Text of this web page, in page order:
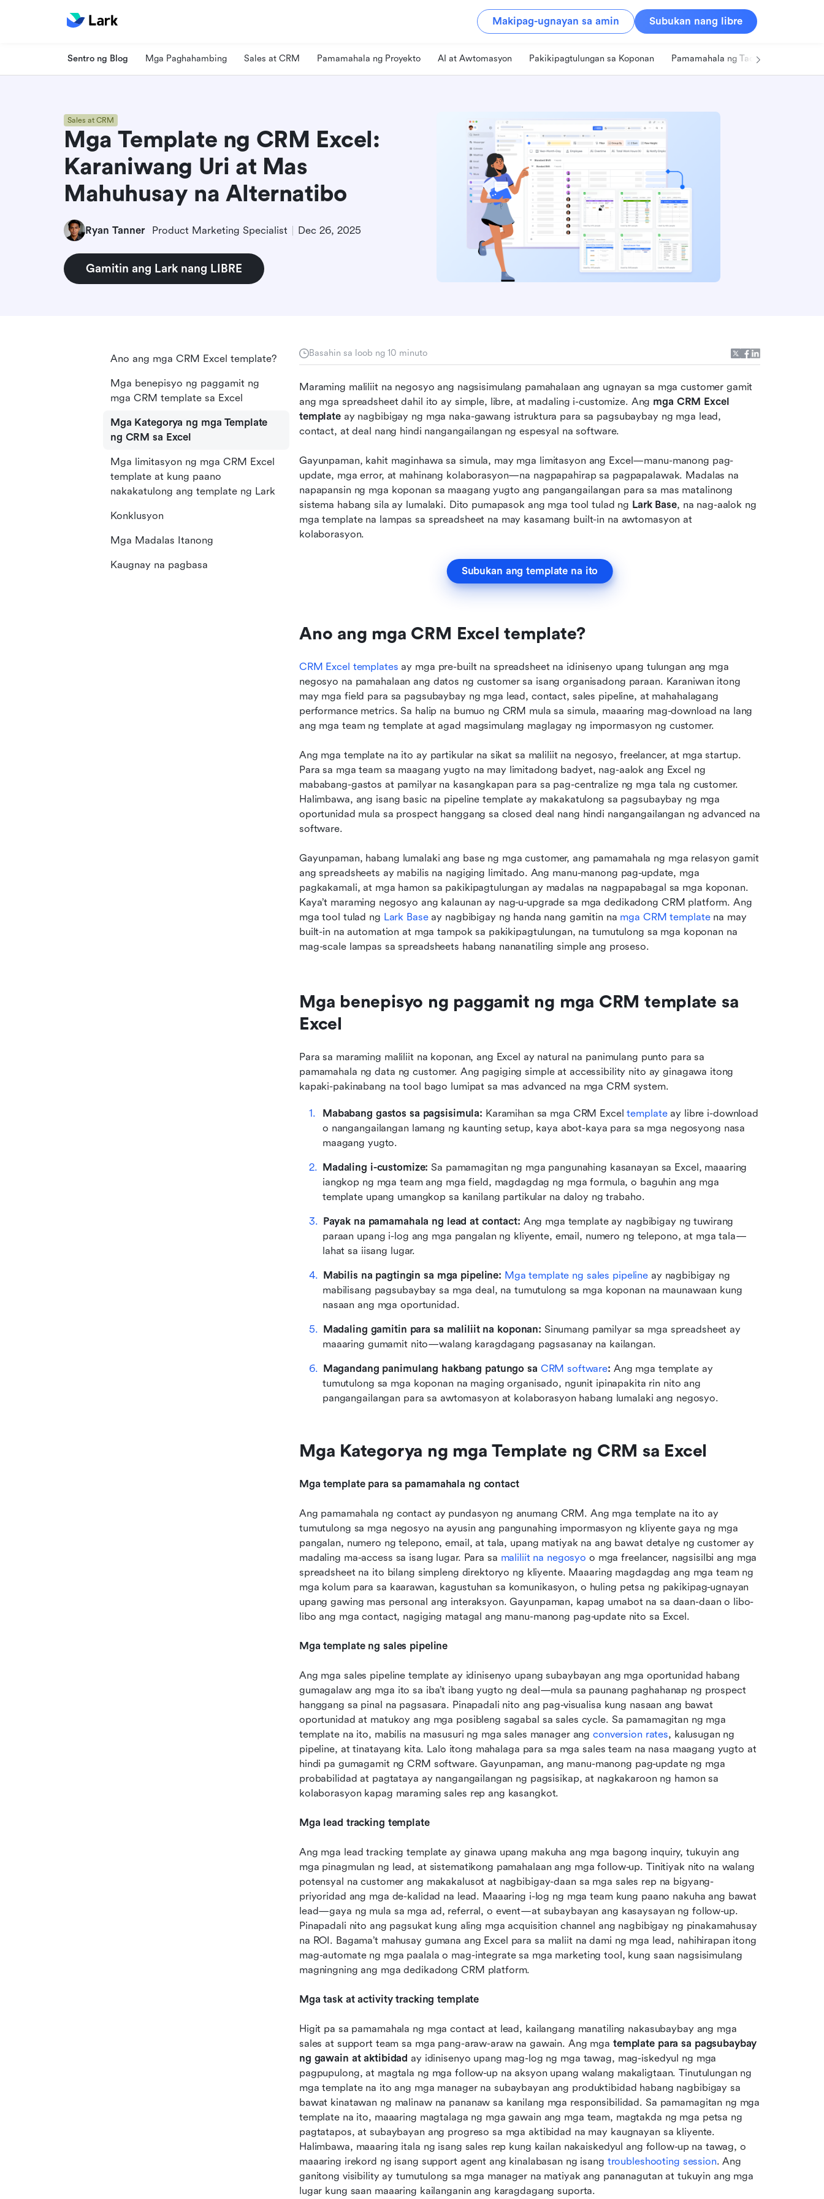
Makipag-ugnayan sa amin Subukan nang libre
Sentro ng Blog Mga Paghahambing Sales at CRM Pamamahala ng Proyekto AI at Awtomasyon Pakikipagtulungan sa Koponan Pamamahala ng Tao
Sales at CRM
Mga Template ng CRM Excel:
Karaniwang Uri at Mas
Mahuhusay na Alternatibo
Ryan Tanner Product Marketing Specialist Dec 26, 2025
Gamitin ang Lark nang LIBRE
Basahin sa loob ng 10 minuto
Maraming maliliit na negosyo ang nagsisimulang pamahalaan ang ugnayan sa mga customer gamit
ang mga spreadsheet dahil ito ay simple, libre, at madaling i-customize. Ang mga CRM Excel
template ay nagbibigay ng mga naka-gawang istruktura para sa pagsubaybay ng mga lead,
contact, at deal nang hindi nangangailangan ng espesyal na software.
Gayunpaman, kahit maginhawa sa simula, may mga limitasyon ang Excel—manu-manong pag-
update, mga error, at mahinang kolaborasyon—na nagpapahirap sa pagpapalawak. Madalas na
napapansin ng mga koponan sa maagang yugto ang pangangailangan para sa mas matalinong
sistema habang sila ay lumalaki. Dito pumapasok ang mga tool tulad ng Lark Base, na nag-aalok ng
mga template na lampas sa spreadsheet na may kasamang built-in na awtomasyon at
kolaborasyon.
Subukan ang template na ito
Ano ang mga CRM Excel template?
CRM Excel templates ay mga pre-built na spreadsheet na idinisenyo upang tulungan ang mga
negosyo na pamahalaan ang datos ng customer sa isang organisadong paraan. Karaniwan itong
may mga field para sa pagsubaybay ng mga lead, contact, sales pipeline, at mahahalagang
performance metrics. Sa halip na bumuo ng CRM mula sa simula, maaaring mag-download na lang
ang mga team ng template at agad magsimulang maglagay ng impormasyon ng customer.
Ang mga template na ito ay partikular na sikat sa maliliit na negosyo, freelancer, at mga startup.
Para sa mga team sa maagang yugto na may limitadong badyet, nag-aalok ang Excel ng
mababang-gastos at pamilyar na kasangkapan para sa pag-centralize ng mga tala ng customer.
Halimbawa, ang isang basic na pipeline template ay makakatulong sa pagsubaybay ng mga
oportunidad mula sa prospect hanggang sa closed deal nang hindi nangangailangan ng advanced na
software.
Gayunpaman, habang lumalaki ang base ng mga customer, ang pamamahala ng mga relasyon gamit
ang spreadsheets ay mabilis na nagiging limitado. Ang manu-manong pag-update, mga
pagkakamali, at mga hamon sa pakikipagtulungan ay madalas na nagpapabagal sa mga koponan.
Kaya’t maraming negosyo ang kalaunan ay nag-u-upgrade sa mga dedikadong CRM platform. Ang
mga tool tulad ng Lark Base ay nagbibigay ng handa nang gamitin na mga CRM template na may
built-in na automation at mga tampok sa pakikipagtulungan, na tumutulong sa mga koponan na
mag-scale lampas sa spreadsheets habang nananatiling simple ang proseso.
Mga benepisyo ng paggamit ng mga CRM template sa
Excel
Para sa maraming maliliit na koponan, ang Excel ay natural na panimulang punto para sa
pamamahala ng data ng customer. Ang pagiging simple at accessibility nito ay ginagawa itong
kapaki-pakinabang na tool bago lumipat sa mas advanced na mga CRM system.
Mababang gastos sa pagsisimula: Karamihan sa mga CRM Excel template ay libre i-download
o nangangailangan lamang ng kaunting setup, kaya abot-kaya para sa mga negosyong nasa
maagang yugto.
Madaling i-customize: Sa pamamagitan ng mga pangunahing kasanayan sa Excel, maaaring
iangkop ng mga team ang mga field, magdagdag ng mga formula, o baguhin ang mga
template upang umangkop sa kanilang partikular na daloy ng trabaho.
Payak na pamamahala ng lead at contact: Ang mga template ay nagbibigay ng tuwirang
paraan upang i-log ang mga pangalan ng kliyente, email, numero ng telepono, at mga tala—
lahat sa iisang lugar.
Mabilis na pagtingin sa mga pipeline: Mga template ng sales pipeline ay nagbibigay ng
mabilisang pagsubaybay sa mga deal, na tumutulong sa mga koponan na maunawaan kung
nasaan ang mga oportunidad.
Madaling gamitin para sa maliliit na koponan: Sinumang pamilyar sa mga spreadsheet ay
maaaring gumamit nito—walang karagdagang pagsasanay na kailangan.
Magandang panimulang hakbang patungo sa CRM software: Ang mga template ay
tumutulong sa mga koponan na maging organisado, ngunit ipinapakita rin nito ang
pangangailangan para sa awtomasyon at kolaborasyon habang lumalaki ang negosyo.
Mga Kategorya ng mga Template ng CRM sa Excel
Mga template para sa pamamahala ng contact
Ang pamamahala ng contact ay pundasyon ng anumang CRM. Ang mga template na ito ay
tumutulong sa mga negosyo na ayusin ang pangunahing impormasyon ng kliyente gaya ng mga
pangalan, numero ng telepono, email, at tala, upang matiyak na ang bawat detalye ng customer ay
madaling ma-access sa isang lugar. Para sa maliliit na negosyo o mga freelancer, nagsisilbi ang mga
spreadsheet na ito bilang simpleng direktoryo ng kliyente. Maaaring magdagdag ang mga team ng
mga kolum para sa kaarawan, kagustuhan sa komunikasyon, o huling petsa ng pakikipag-ugnayan
upang gawing mas personal ang interaksyon. Gayunpaman, kapag umabot na sa daan-daan o libo-
libo ang mga contact, nagiging matagal ang manu-manong pag-update nito sa Excel.
Mga template ng sales pipeline
Ang mga sales pipeline template ay idinisenyo upang subaybayan ang mga oportunidad habang
gumagalaw ang mga ito sa iba’t ibang yugto ng deal—mula sa paunang paghahanap ng prospect
hanggang sa pinal na pagsasara. Pinapadali nito ang pag-visualisa kung nasaan ang bawat
oportunidad at matukoy ang mga posibleng sagabal sa sales cycle. Sa pamamagitan ng mga
template na ito, mabilis na masusuri ng mga sales manager ang conversion rates, kalusugan ng
pipeline, at tinatayang kita. Lalo itong mahalaga para sa mga sales team na nasa maagang yugto at
hindi pa gumagamit ng CRM software. Gayunpaman, ang manu-manong pag-update ng mga
probabilidad at pagtataya ay nangangailangan ng pagsisikap, at nagkakaroon ng hamon sa
kolaborasyon kapag maraming sales rep ang kasangkot.
Mga lead tracking template
Ang mga lead tracking template ay ginawa upang makuha ang mga bagong inquiry, tukuyin ang
mga pinagmulan ng lead, at sistematikong pamahalaan ang mga follow-up. Tinitiyak nito na walang
potensyal na customer ang makakalusot at nagbibigay-daan sa mga sales rep na bigyang-
priyoridad ang mga de-kalidad na lead. Maaaring i-log ng mga team kung paano nakuha ang bawat
lead—gaya ng mula sa mga ad, referral, o event—at subaybayan ang kasaysayan ng follow-up.
Pinapadali nito ang pagsukat kung aling mga acquisition channel ang nagbibigay ng pinakamahusay
na ROI. Bagama’t mahusay gumana ang Excel para sa maliit na dami ng mga lead, nahihirapan itong
mag-automate ng mga paalala o mag-integrate sa mga marketing tool, kung saan nagsisimulang
magningning ang mga dedikadong CRM platform.
Mga task at activity tracking template
Higit pa sa pamamahala ng mga contact at lead, kailangang manatiling nakasubaybay ang mga
sales at support team sa mga pang-araw-araw na gawain. Ang mga template para sa pagsubaybay
ng gawain at aktibidad ay idinisenyo upang mag-log ng mga tawag, mag-iskedyul ng mga
pagpupulong, at magtala ng mga follow-up na aksyon upang walang makaligtaan. Tinutulungan ng
mga template na ito ang mga manager na subaybayan ang produktibidad habang nagbibigay sa
bawat kinatawan ng malinaw na pananaw sa kanilang mga responsibilidad. Sa pamamagitan ng mga
template na ito, maaaring magtalaga ng mga gawain ang mga team, magtakda ng mga petsa ng
pagtatapos, at subaybayan ang progreso sa mga aktibidad na may kaugnayan sa kliyente.
Halimbawa, maaaring itala ng isang sales rep kung kailan nakaiskedyul ang follow-up na tawag, o
maaaring irekord ng isang support agent ang kinalabasan ng isang troubleshooting session. Ang
ganitong visibility ay tumutulong sa mga manager na matiyak ang pananagutan at tukuyin ang mga
lugar kung saan maaaring kailanganin ang karagdagang suporta.
Ano ang mga CRM Excel template?
Mga benepisyo ng paggamit ng
mga CRM template sa Excel
Mga Kategorya ng mga Template
ng CRM sa Excel
Mga limitasyon ng mga CRM Excel
template at kung paano
nakakatulong ang template ng Lark
Konklusyon
Mga Madalas Itanong
Kaugnay na pagbasa